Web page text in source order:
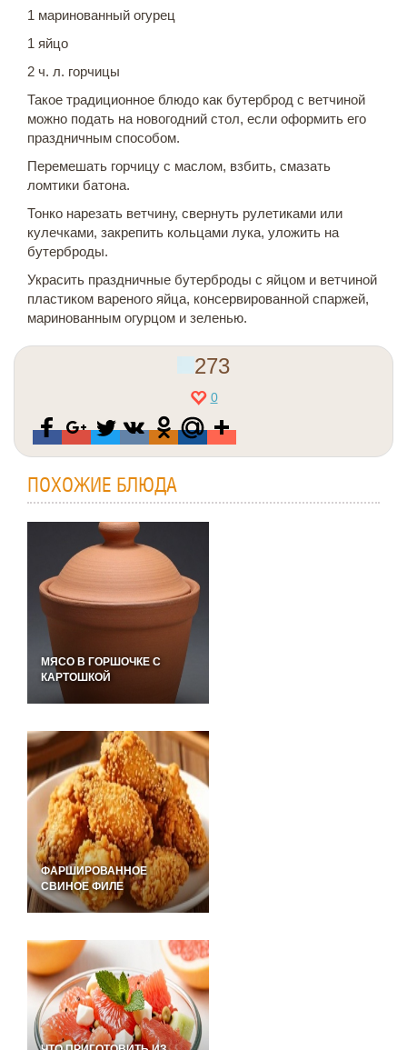
1 маринованный огурец
1 яйцо
2 ч. л. горчицы
Такое традиционное блюдо как бутерброд с ветчиной
можно подать на новогодний стол, если оформить его
праздничным способом.
Перемешать горчицу с маслом, взбить, смазать
ломтики батона.
Тонко нарезать ветчину, свернуть рулетиками или
кулечками, закрепить кольцами лука, уложить на
бутерброды.
Украсить праздничные бутерброды с яйцом и ветчиной
пластиком вареного яйца, консервированной спаржей,
маринованным огурцом и зеленью.
273
0
ПОХОЖИЕ БЛЮДА
МЯСО В ГОРШОЧКЕ С
КАРТОШКОЙ
ФАРШИРОВАННОЕ
СВИНОЕ ФИЛЕ